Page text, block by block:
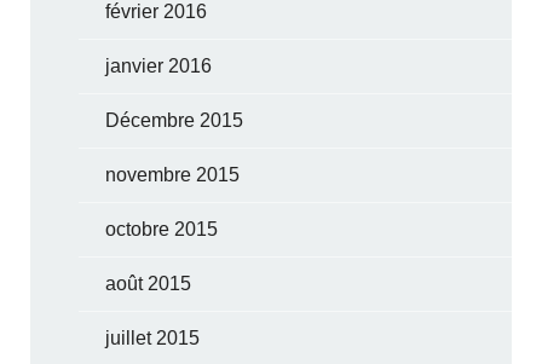
février 2016
janvier 2016
Décembre 2015
novembre 2015
octobre 2015
août 2015
juillet 2015